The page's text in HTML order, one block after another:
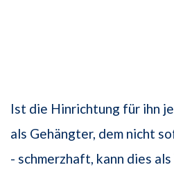
Ist die Hinrichtung für ihn
als Gehängter, dem nicht
- schmerzhaft, kann dies